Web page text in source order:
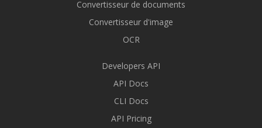
Convertisseur de documents
Convertisseur d'image
OCR
Developers API
API Docs
CLI Docs
API Pricing